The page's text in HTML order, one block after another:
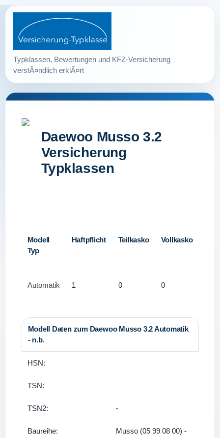
Daewoo Musso 3.2
Versicherung
Typklassen
Modell
Typ
Haftpflicht Teilkasko Vollkasko
Automatik 1 0 0
Modell Daten zum Daewoo Musso 3.2 Automatik
- n.b.
HSN:
TSN:
TSN2: -
Baureihe:
Musso (05 99 08 00) -